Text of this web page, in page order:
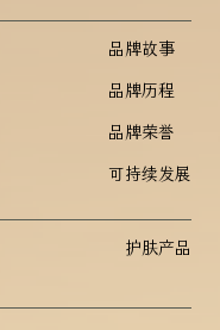
品牌故事
品牌历程
品牌荣誉
可持续发展
护肤产品